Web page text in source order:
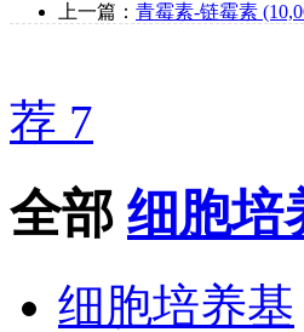
上一篇： 青霉素-链霉素
荐 7
全部 细胞培
细胞培养基